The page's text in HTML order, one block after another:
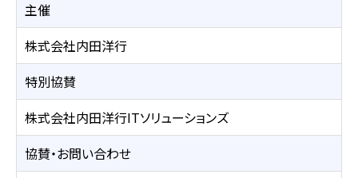
主催
株式会社内田洋行
特別協賛
株式会社内田洋行ITソリューションズ
協賛・お問い合わせ